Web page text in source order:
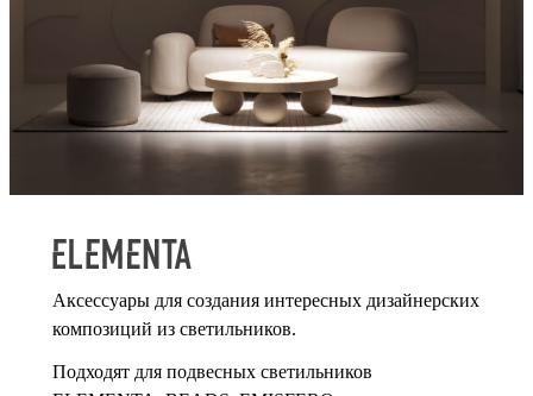
Аксессуары для создания интересных дизайнерских
композиций из светильников.
Подходят для подвесных светильников